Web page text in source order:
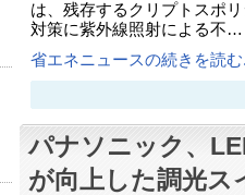
は、残存するクリプトスポ
対策に紫外線照射による不…
省エネニュースの続きを読む
パナソニック、
が向上した調光ス